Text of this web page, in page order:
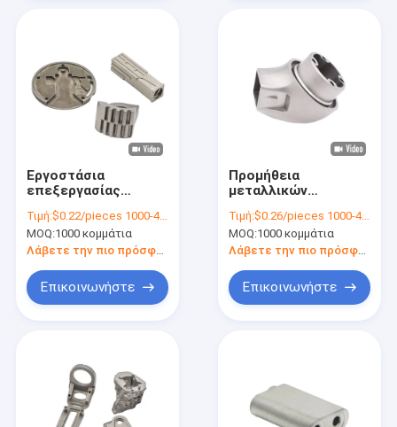
Προϊόντα
Βίντεο
Εργοστάσια
επεξεργασίας
ανοξείδωτο χάλυβα
Τιμή:$0.22/pieces 1000-4999 pieces
MOQ:1000 κομμάτια
Λάβετε την πιο πρόσφατη τιμή
Επικοινωνήστε
Προμήθεια
μεταλλικών
κατασκευαστές
σιδηροειδών
Τιμή:$0.26/pieces 1000-4999 pieces
MOQ:1000 κομμάτια
Λάβετε την πιο πρόσφατη τιμή
Επικοινωνήστε